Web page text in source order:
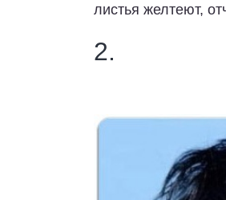
листья желтеют,
2.